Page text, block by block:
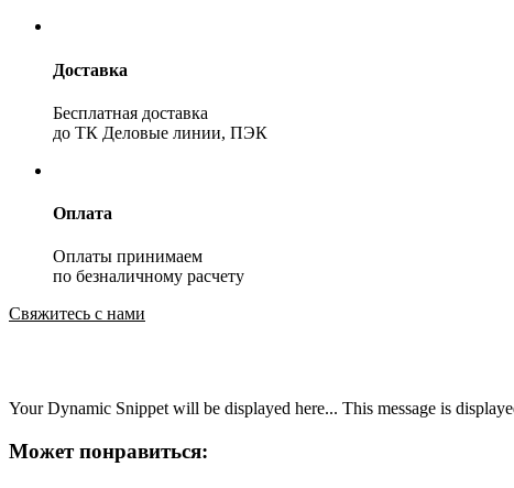
Доставка
Бесплатная доставка
до ТК Деловые линии, ПЭК
Оплата
Оплаты принимаем
по безналичному расчету
Свяжитесь с нами
Your Dynamic Snippet will be displayed here... This message is
Может понравиться: